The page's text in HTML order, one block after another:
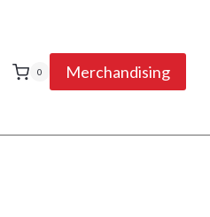
0 Merchandising